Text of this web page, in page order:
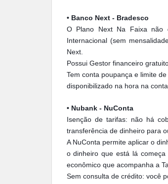
• Banco Next - Bradesco
O Plano Next Na Faixa não
Internacional (sem
Next.
Possui Gestor financeiro
Tem conta poupança e limite
disponibilizado na hora na
• Nubank - NuConta
Isenção de tarifas: não há
transferência de dinheiro para
A NuConta permite aplicar o
o dinheiro que está lá
econômico que acompanha a
Sem consulta de crédito: você